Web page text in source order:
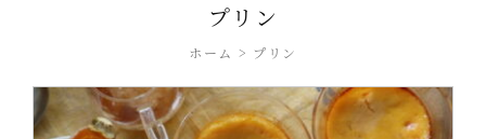
プリン
ホーム プリン